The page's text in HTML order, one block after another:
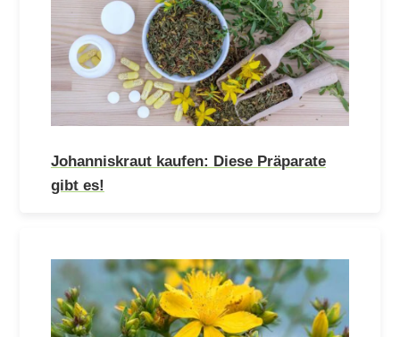
Johanniskraut kaufen: Diese Präparate
gibt es!